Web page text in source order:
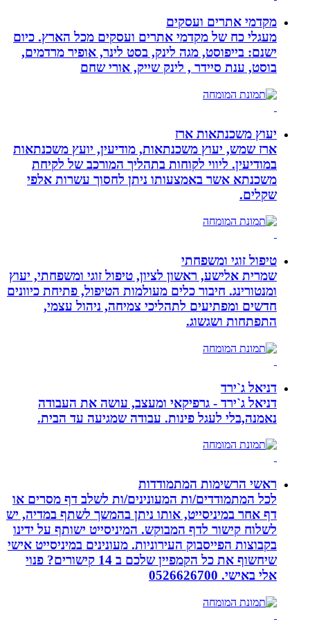
מקדמי אתרים ועסקים
מעגלי כח של מקדמי אתרים ועסקים מכל הארץ. כיום
ישנם: בייפוסט, מגה לינק, בסט לינר, אופיר מרדמים,
בוסט, ענת סיידר , לינק שייק, אורי שחם
יעוץ משכנתאות ארז
ארז שמש, יעוץ משכנתאות, מודיעין, יועץ משכנתאות
במודיעין. ליווי לקוחות בתהליך המורכב של לקיחת
משכנתא אשר באמצעותו ניתן לחסוך עשרות אלפי
שקלים.
טיפול זוגי ומשפחתי
שמרית אלישע, ראשון לציון, טיפול זוגי ומשפחתי, יעוץ
ומנטורינג. חיבור כלים מעולמות הטיפול, פתיחת כיוונים
חדשים ומפתיעים לתהליכי צמיחה, ניהול עצמי,
התפתחות ושגשוג.
דניאל ג`ירד
דניאל ג`ירד - גרפיקאי ומעצב, עושה את העבודה
נאמנה,בלי לעגל פינות. עבודה שמגיעה עד הבית.
ראשי הרשימות המתמודדות
לכל המתמודדים/ות המעונינים/ות לשלב דף מסרים או
דף אחר במיניסייט, אותו ניתן בהמשך לשתף במדיה, יש
לשלוח קישור לדף המבוקש. המיניסייט ישותף על ידינו
בקבוצות הפייסבוק העירוניות. מעונינים במיניסייט אישי
שיחשוף את כל הקמפיין שלכם ב 14 קישורים? פנוי
אלי באישי. 0526626700